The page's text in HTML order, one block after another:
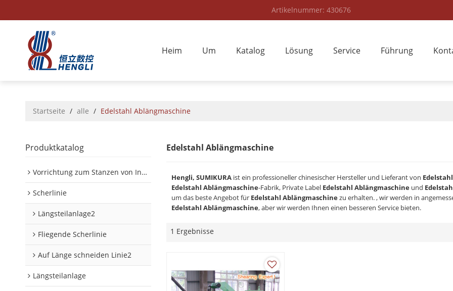
Artikelnummer: 430676
Heim Um Katalog Lösung Service Führung
Startseite / alle / Edelstahl Ablängmaschine
Produktkatalog
Vorrichtung zum Stanzen von Innen-/Außenplatinen im Automobilbereich
Scherlinie
Längsteilanlage2
Fliegende Scherlinie
Auf Länge schneiden Linie2
Längsteilanlage
Edelstahl Ablängmaschine
Hengli, SUMIKURAist ein professioneller chinesischer Hersteller und Lieferant von
Edelstahl Ablängmaschine-Fabrik, Private Label Edelstahl Ablängmaschineund
um das beste Angebot für Edelstahl Ablängmaschinezu erhalten. , wir werden in
Edelstahl Ablängmaschine, aber wir werden Ihnen einen besseren Service bieten.
1 Ergebnisse